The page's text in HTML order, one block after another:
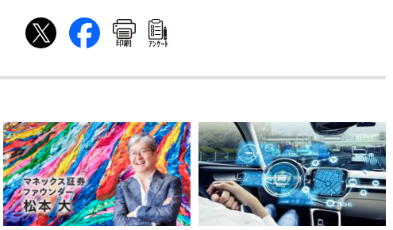
印刷 ｱﾝｹｰﾄ